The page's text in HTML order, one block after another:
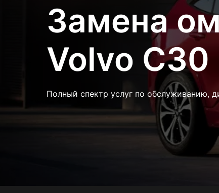
Замена
Volvo C30
Полный спектр услуг по обслуживанию,